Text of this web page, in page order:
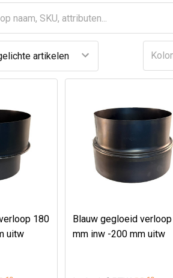
180
uitw
Blauw gegloeid
mm inw -200 mm uitw